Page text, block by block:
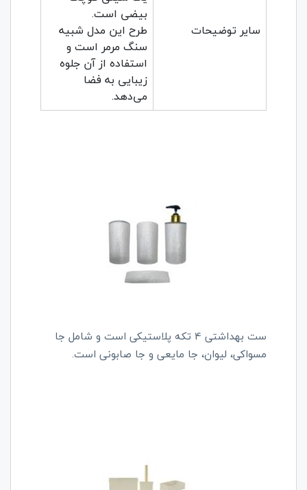
سایر توضیحات
بیضی است.
طرح این مدل شبیه
سنگ مرمر است و
استفاده از آن جلوه
زیبایی به فضا
می‌دهد.
ست بهداشتی 4 تکه پلاستیکی است و شامل جا
مسواکی، لیوان، جا مایعی و جا صابونی است.